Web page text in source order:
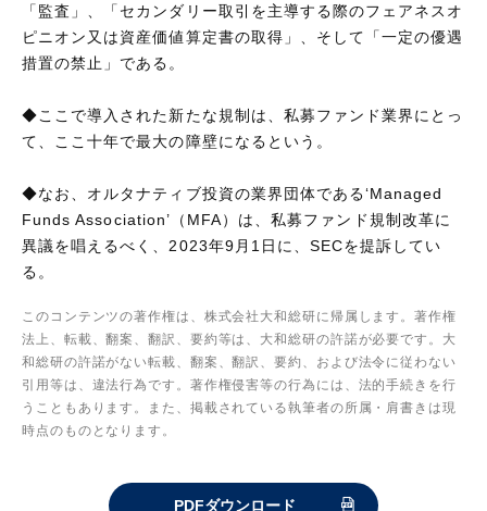
「監査」、「セカンダリー取引を主導する際のフェアネスオ
ピニオン又は資産価値算定書の取得」、そして「一定の優遇
措置の禁止」である。
◆ここで導入された新たな規制は、私募ファンド業界にとっ
て、ここ十年で最大の障壁になるという。
◆なお、オルタナティブ投資の業界団体である‘Managed
Funds Association’（MFA）は、私募ファンド規制改革に
異議を唱えるべく、2023年9月1日に、SECを提訴してい
る。
このコンテンツの著作権は、株式会社大和総研に帰属します。著作権
法上、転載、翻案、翻訳、要約等は、大和総研の許諾が必要です。大
和総研の許諾がない転載、翻案、翻訳、要約、および法令に従わない
引用等は、違法行為です。著作権侵害等の行為には、法的手続きを行
うこともあります。また、掲載されている執筆者の所属・肩書きは現
時点のものとなります。
PDFダウンロード